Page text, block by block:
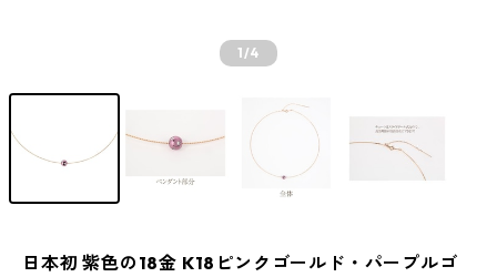
1/4
日本初 紫色の18金 K18ピンクゴールド・パープルゴ